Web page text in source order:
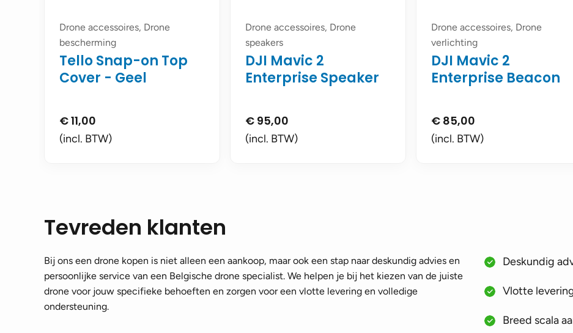
Drone accessoires, Drone
bescherming
Tello Snap-on Top
Cover - Geel
€11,00
(incl. BTW)
Drone accessoires, Drone
speakers
DJI Mavic 2
Enterprise Speaker
€ 95,00
(incl. BTW)
Drone accessoires, Drone
verlichting
DJI Mavic 2
Enterprise Beacon
€ 85,00
(incl. BTW)
Tevreden klanten
Bij ons een drone kopen is niet alleen een aankoop, maar ook een stap naar deskundig advies en
persoonlijke service van een Belgische drone specialist. We helpen je bij het kiezen van de juiste
drone voor jouw specifieke behoeften en zorgen voor een vlotte levering en volledige
ondersteuning.
Deskundig
Vlotte
Breed scala